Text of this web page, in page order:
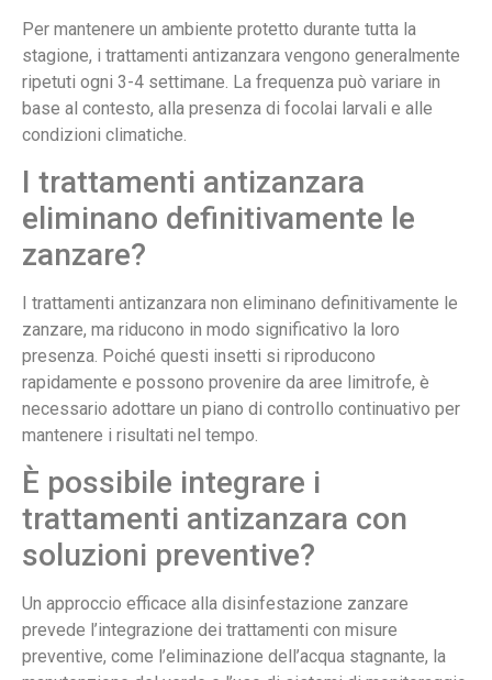
Per mantenere un ambiente protetto durante tutta la
stagione, i trattamenti antizanzara vengono generalmente
ripetuti ogni 3-4 settimane. La frequenza può variare in
base al contesto, alla presenza di focolai larvali e alle
condizioni climatiche.
I trattamenti antizanzara
eliminano definitivamente le
zanzare?
I trattamenti antizanzara non eliminano definitivamente le
zanzare, ma riducono in modo significativo la loro
presenza. Poiché questi insetti si riproducono
rapidamente e possono provenire da aree limitrofe, è
necessario adottare un piano di controllo continuativo per
mantenere i risultati nel tempo.
È possibile integrare i
trattamenti antizanzara con
soluzioni preventive?
Un approccio efficace alla disinfestazione zanzare
prevede l’integrazione dei trattamenti con misure
preventive, come l’eliminazione dell’acqua stagnante, la